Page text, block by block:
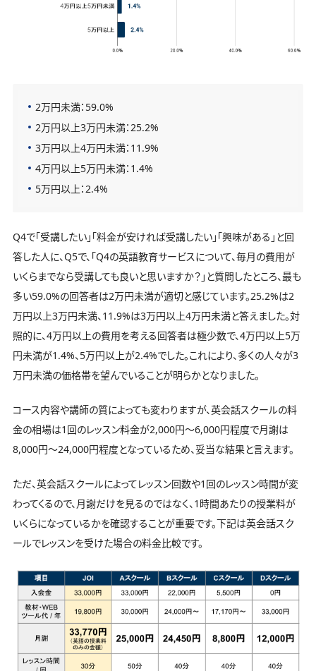
2万円未満：59.0%
2万円以上3万円未満：25.2%
3万円以上4万円未満：11.9%
4万円以上5万円未満：1.4%
5万円以上：2.4%
Q4で「受講したい」「料金が安ければ受講したい」「興味がある」と回
答した人に、Q5で、「Q4の英語教育サービスについて、毎月の費用が
いくらまでなら受講しても良いと思いますか？」と質問したところ、最も
多い59.0%の回答者は2万円未満が適切と感じています。25.2%は2
万円以上3万円未満、11.9%は3万円以上4万円未満と答えました。対
照的に、4万円以上の費用を考える回答者は極少数で、4万円以上5万
円未満が1.4%、5万円以上が2.4%でした。これにより、多くの人々が3
万円未満の価格帯を望んでいることが明らかとなりました。
コース内容や講師の質によっても変わりますが、英会話スクールの料
金の相場は1回のレッスン料金が2,000円〜6,000円程度で月謝は
8,000円〜24,000円程度となっているため、妥当な結果と言えます。
ただ、英会話スクールによってレッスン回数や1回のレッスン時間が変
わってくるので、月謝だけを見るのではなく、1時間あたりの授業料が
いくらになっているかを確認することが重要です。下記は英会話スク
ールでレッスンを受けた場合の料金比較です。